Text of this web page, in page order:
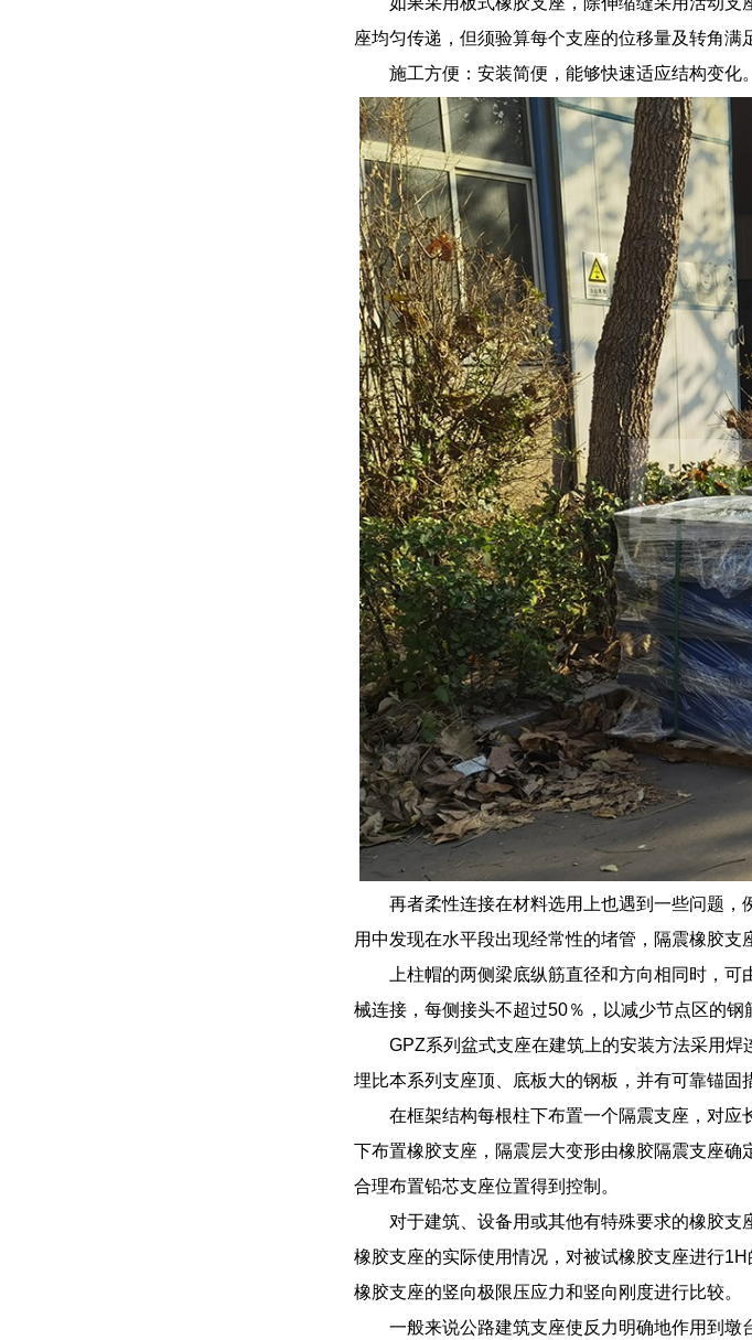
座均匀传递，但须验算每个支座的位移量及转角满
施工方便：安装简便，能够快速适应结构变化。
再者柔性连接在材料选用上也遇到一些问题
用中发现在水平段出现经常性的堵管，隔震橡胶支
上柱帽的两侧梁底纵筋直径和方向相同时，
械连接，每侧接头不超过50％，以减少节点区的钢
GPZ系列盆式支座在建筑上的安装方法采用
埋比本系列支座顶、底板大的钢板，并有可靠锚固
在框架结构每根柱下布置一个隔震支座，对
下布置橡胶支座，隔震层大变形由橡胶隔震支座
合理布置铅芯支座位置得到控制。
对于建筑、设备用或其他有特殊要求的橡胶
橡胶支座的实际使用情况，对被试橡胶支座进行
橡胶支座的竖向极限压应力和竖向刚度进行比较。
一般来说公路建筑支座使反力明确地作用到